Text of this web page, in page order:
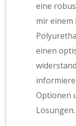
eine
mir einem
einen
Optionen
Lösungen.